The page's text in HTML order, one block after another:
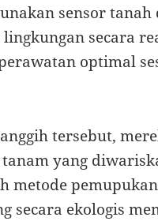
sensor tanah
secara
optimal
tersebut,
yang
metode
secara ekologis